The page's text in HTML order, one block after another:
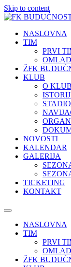
Skip to content
NASLOVNA
TIM
PRVI
ŽFK
KLUB
O
NOVOSTI
KALENDAR
GALERIJA
TICKETING
KONTAKT
NASLOVNA
TIM
PRVI
ŽFK